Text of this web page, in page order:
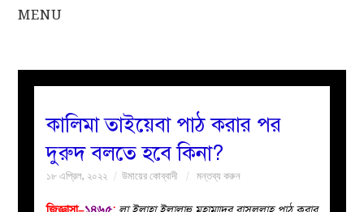
MENU
সকল
নারীদের
কালিমা তাইয়েবা পাঠ করার পর
দুরুদ বলতে হবে কিনা?
১৮ এপ্রিল, ২০২২ উমায়ের কোব্বাদী মন্তব্য করুন